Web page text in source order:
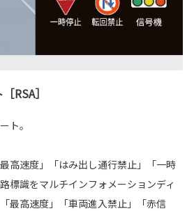
RSA］
ト。
高速度」「はみ出し通行禁止」「一時
標識をマルチインフォメーションディ
最高速度」「車両進入禁止」「赤信